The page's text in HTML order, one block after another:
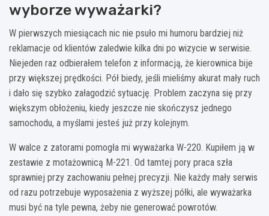
wyborze wyważarki?
W pierwszych miesiącach nic nie psuło mi humoru bardziej niż
reklamacje od klientów zaledwie kilka dni po wizycie w serwisie.
Niejeden raz odbierałem telefon z informacją, że kierownica bije
przy większej prędkości. Pół biedy, jeśli mieliśmy akurat mały ruch
i dało się szybko załagodzić sytuację. Problem zaczyna się przy
większym obłożeniu, kiedy jeszcze nie skończysz jednego
samochodu, a myślami jesteś już przy kolejnym.
W walce z zatorami pomogła mi wyważarka W-220. Kupiłem ją w
zestawie z motażownicą M-221. Od tamtej pory praca szła
sprawniej przy zachowaniu pełnej precyzji. Nie każdy mały serwis
od razu potrzebuje wyposażenia z wyższej półki, ale wyważarka
musi być na tyle pewna, żeby nie generować powrotów.